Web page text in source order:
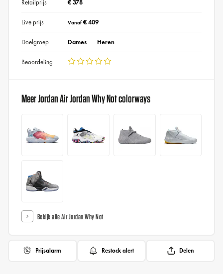
Retailprijs € 378
Live prijs Vanaf€ 409
Doelgroep Dames Heren
Beoordeling
Meer Jordan Air Jordan Why Not colorways
Bekijk alle Air Jordan Why Not
Prijsalarm Restock alert Delen